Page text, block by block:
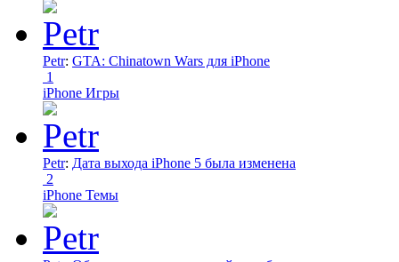
Petr: GTA: Chinatown Wars для iPhone
1
iPhone Игры
Petr: Дата выхода iPhone 5 была изменена
2
iPhone Темы